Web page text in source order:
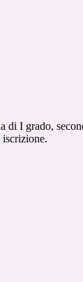
di I grado,
iscrizione.